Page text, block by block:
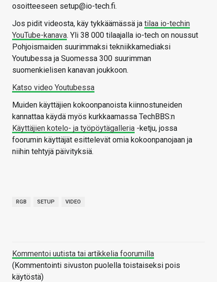
osoitteeseen setup@io-tech.fi.
Jos pidit videosta, käy tykkäämässä ja tilaa io-techin
YouTube-kanava. Yli 38 000 tilaajalla io-tech on noussut
Pohjoismaiden suurimmaksi tekniikkamediaksi
Youtubessa ja Suomessa 300 suurimman
suomenkielisen kanavan joukkoon.
Katso video Youtubessa
Muiden käyttäjien kokoonpanoista kiinnostuneiden
kannattaa käydä myös kurkkaamassa TechBBS:n
Käyttäjien kotelo- ja työpöytägalleria -ketju, jossa
foorumin käyttäjät esittelevät omia kokoonpanojaan ja
niihin tehtyjä päivityksiä.
RGB SETUP VIDEO
Kommentoi uutista tai artikkelia foorumilla
(Kommentointi sivuston puolella toistaiseksi pois
käytöstä)